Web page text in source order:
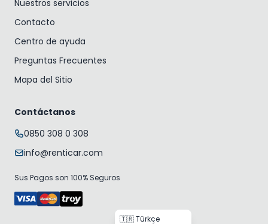
Nuestros servicios
Contacto
Centro de ayuda
Preguntas Frecuentes
Mapa del Sitio
Contáctanos
0850 308 0 308
info@renticar.com
Sus Pagos son 100% Seguros
🇹🇷 Türkçe